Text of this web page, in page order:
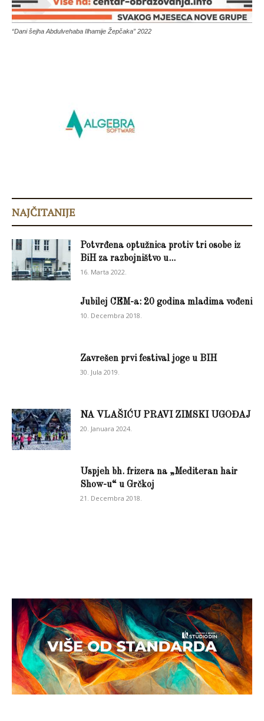
“Dani šejha Abdulvehaba Ilhamije Žepčaka” 2022
NAJČITANIJE
Potvrđena optužnica protiv tri osobe iz
BiH za razbojništvo u...
16. Marta 2022.
Jubilej CEM-a: 20 godina mladima vođeni
10. Decembra 2018.
Zavrešen prvi festival joge u BIH
30. Jula 2019.
NA VLAŠIĆU PRAVI ZIMSKI UGOĐAJ
20. Januara 2024.
Uspjeh bh. frizera na „Mediteran hair
Show-u“ u Grčkoj
21. Decembra 2018.